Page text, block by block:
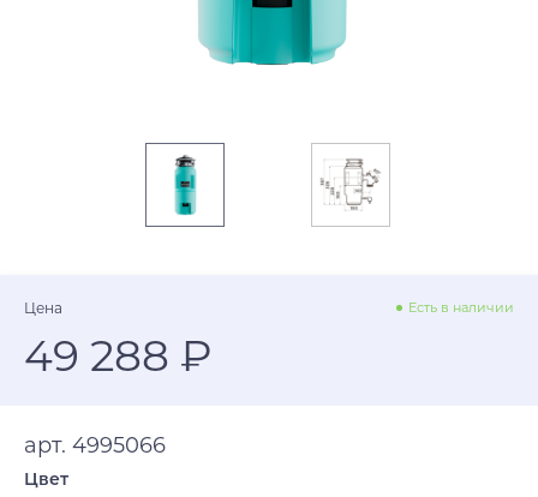
Цена Есть в наличии
49 288 ₽
арт. 4995066
Цвет